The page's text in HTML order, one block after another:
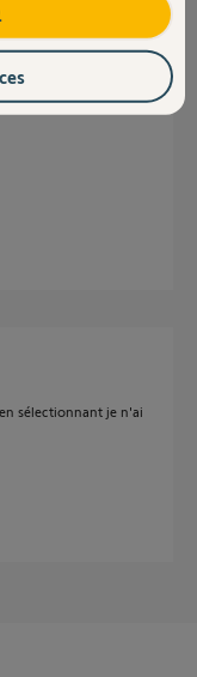
sur l'appli
crée un nouveau
sélectionnant je n'ai